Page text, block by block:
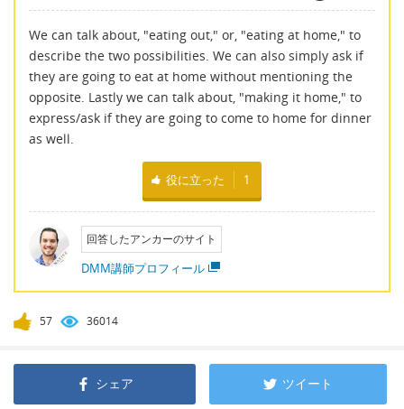
We can talk about, "eating out," or, "eating at home," to
describe the two possibilities. We can also simply ask if
they are going to eat at home without mentioning the
opposite. Lastly we can talk about, "making it home," to
express/ask if they are going to come to home for dinner
as well.
役に立った 1
回答したアンカーのサイト
DMM講師プロフィール
57 36014
シェア ツイート